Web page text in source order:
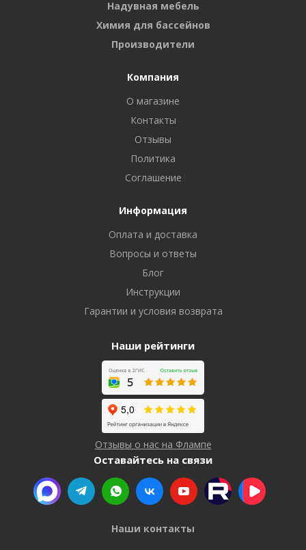
Надувная мебель
Химия для бассейнов
Производители
Компания
О магазине
Контакты
Отзывы
Политика
Соглашение
Информация
Оплата и доставка
Вопросы и ответы
Блог
Инструкции
Гарантии и условия возврата
Наши рейтинги
Отзывы о нас на Флампе
Оставайтесь на связи
Наши контакты